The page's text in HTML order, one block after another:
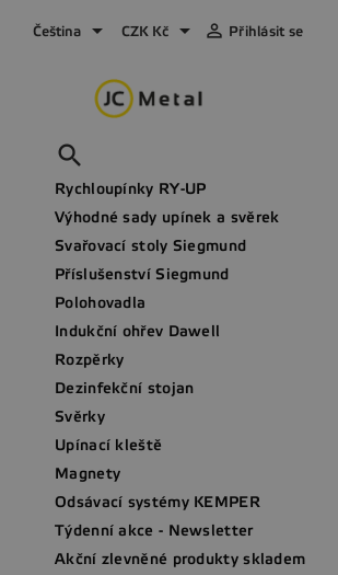
Čeština  CZK Kč   Přihlásit se

Rychloupínky RY-UP
Výhodné sady upínek a svěrek
Svařovací stoly Siegmund
Příslušenství Siegmund
Polohovadla
Indukční ohřev Dawell
Rozpěrky
Dezinfekční stojan
Svěrky
Upínací kleště
Magnety
Odsávací systémy KEMPER
Týdenní akce - Newsletter
Akční zlevněné produkty skladem